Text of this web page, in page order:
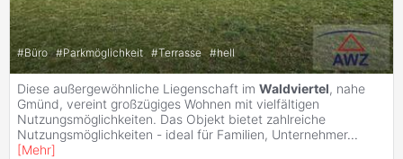
#Büro #Parkmöglichkeit #Terrasse #hell
Diese außergewöhnliche Liegenschaft im Waldviertel, nahe
Gmünd, vereint großzügiges Wohnen mit vielfältigen
Nutzungsmöglichkeiten. Das Objekt bietet zahlreiche
Nutzungsmöglichkeiten - ideal für Familien, Unternehmer...
[Mehr]